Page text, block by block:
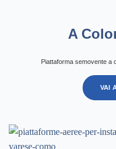
A
Piattaforma semovente a
VAI